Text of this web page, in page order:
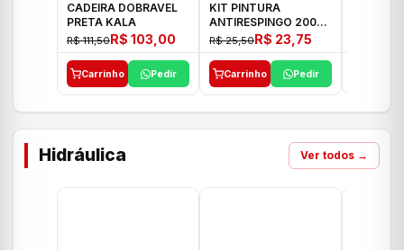
CADEIRA DOBRAVEL
PRETA KALA
R$ 111,50R$ 103,00
Carrinho Pedir
KIT PINTURA
ANTIRESPINGO 2003
ATLAS 03 PCS
R$ 25,50R$ 23,75
Carrinho Pedir
Hidráulica Ver todos →